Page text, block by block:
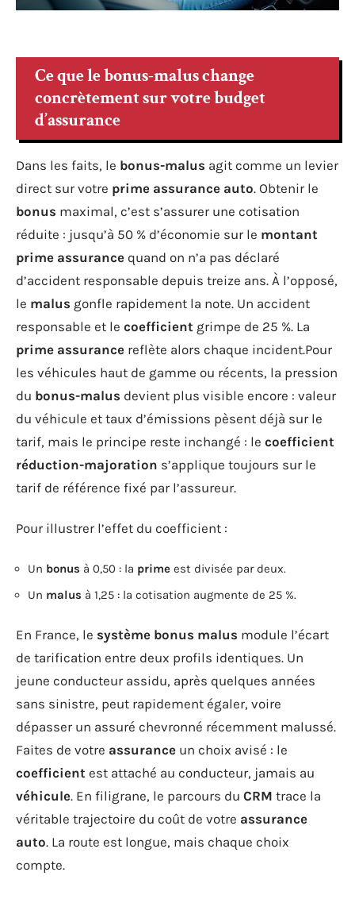
Ce que le bonus-malus change
concrètement sur votre budget
d’assurance
Dans les faits, le bonus-malus agit comme un levier
direct sur votre prime assurance auto. Obtenir le
bonus maximal, c’est s’assurer une cotisation
réduite : jusqu’à 50 % d’économie sur le montant
prime assurance quand on n’a pas déclaré
d’accident responsable depuis treize ans. À l’opposé,
le malus gonfle rapidement la note. Un accident
responsable et le coefficient grimpe de 25 %. La
prime assurance reflète alors chaque incident.Pour
les véhicules haut de gamme ou récents, la pression
du bonus-malus devient plus visible encore : valeur
du véhicule et taux d’émissions pèsent déjà sur le
tarif, mais le principe reste inchangé : le coefficient
réduction-majoration s’applique toujours sur le
tarif de référence fixé par l’assureur.
Pour illustrer l’effet du coefficient :
Un bonus à 0,50 : la prime est divisée par deux.
Un malus à 1,25 : la cotisation augmente de 25 %.
En France, le système bonus malus module l’écart
de tarification entre deux profils identiques. Un
jeune conducteur assidu, après quelques années
sans sinistre, peut rapidement égaler, voire
dépasser un assuré chevronné récemment malussé.
Faites de votre assurance un choix avisé : le
coefficient est attaché au conducteur, jamais au
véhicule. En filigrane, le parcours du CRM trace la
véritable trajectoire du coût de votre assurance
auto. La route est longue, mais chaque choix
compte.